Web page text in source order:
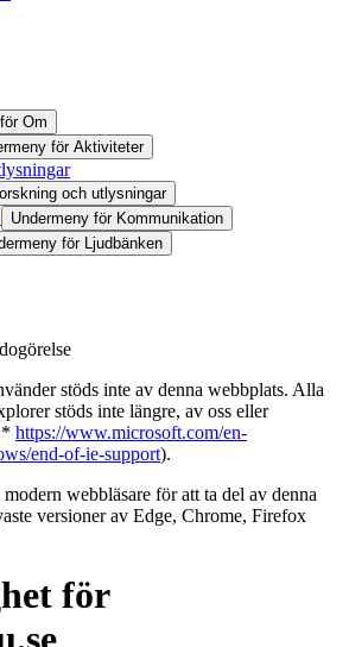
Om
för Aktiviteter
och utlysningar
Undermeny för Kommunikation
för Ljudbänken
stöds inte av denna webbplats. Alla
stöds inte längre, av oss eller
https://www.microsoft.com/en-
end-of-ie-support).
webbläsare för att ta del av denna
versioner av Edge, Chrome, Firefox
för